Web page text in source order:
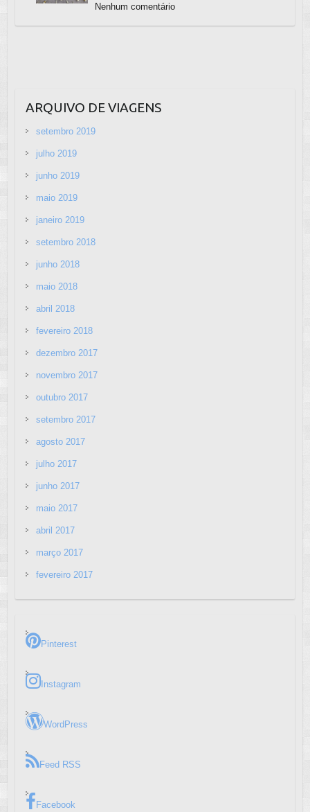
Nenhum comentário
ARQUIVO DE VIAGENS
setembro 2019
julho 2019
junho 2019
maio 2019
janeiro 2019
setembro 2018
junho 2018
maio 2018
abril 2018
fevereiro 2018
dezembro 2017
novembro 2017
outubro 2017
setembro 2017
agosto 2017
julho 2017
junho 2017
maio 2017
abril 2017
março 2017
fevereiro 2017
Pinterest
Instagram
WordPress
Feed RSS
Facebook